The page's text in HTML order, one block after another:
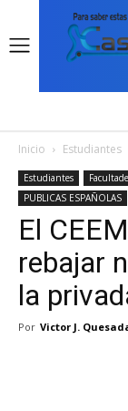
Inicio Estudiantes
Estudiantes
PUBLICAS ESPAÑOLAS
El
rebajar
la
Por Victor J.